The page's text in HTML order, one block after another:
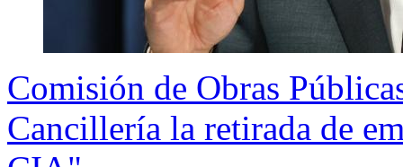
Comisión de Obras
Cancillería la retirada de